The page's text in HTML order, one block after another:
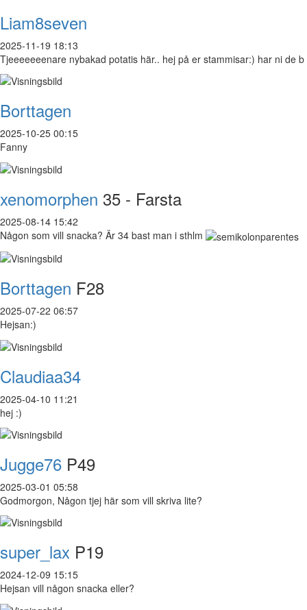
Liam8seven
2025-11-19 18:13
Tjeeeeeeenare nybakad potatis här.. hej på er stammisar:) har ni de b
Borttagen
2025-10-25 00:15
Fanny
xenomorphen 35 - Farsta
2025-08-14 15:42
Någon som vill snacka? Är 34 bast man i sthlm
Borttagen F28
2025-07-22 06:57
Hejsan:)
Claudiaa34
2025-04-10 11:21
hej :)
Jugge76 P49
2025-03-01 05:58
Godmorgon, Någon tjej här som vill skriva lite?
super_lax P19
2024-12-09 15:15
Hejsan vill någon snacka eller?